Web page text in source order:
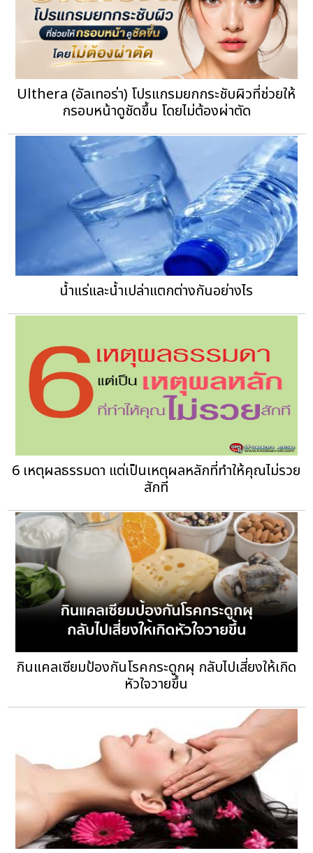
Ulthera (อัลเทอร่า) โปรแกรมยกกระชับผิวที่ช่วยให้
กรอบหน้าดูชัดขึ้น โดยไม่ต้องผ่าตัด
น้ำแร่และน้ำเปล่าแตกต่างกันอย่างไร
6 เหตุผลธรรมดา แต่เป็นเหตุผลหลักที่ทำให้คุณไม่รวย
สักที
กินแคลเซียมป้องกันโรคกระดูกผุ กลับไปเสี่ยงให้เกิด
หัวใจวายขึ้น